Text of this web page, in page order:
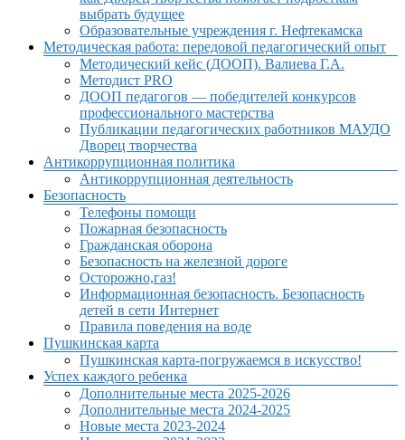
выбрать будущее
Образовательные учреждения г. Нефтекамска
Методическая работа: передовой педагогический опыт
Методический кейс (ДООП). Валиева Г.А.
Методист PRO
ДООП педагогов — победителей конкурсов
профессионального мастерства
Публикации педагогических работников МАУДО
Дворец творчества
Антикоррупционная политика
Антикоррупционная деятельность
Безопасность
Телефоны помощи
Пожарная безопасность
Гражданская оборона
Безопасность на железной дороге
Осторожно,газ!
Информационная безопасность. Безопасность
детей в сети Интернет
Правила поведения на воде
Пушкинская карта
Пушкинская карта-погружаемся в искусство!
Успех каждого ребенка
Дополнительные места 2025-2026
Дополнительные места 2024-2025
Новые места 2023-2024